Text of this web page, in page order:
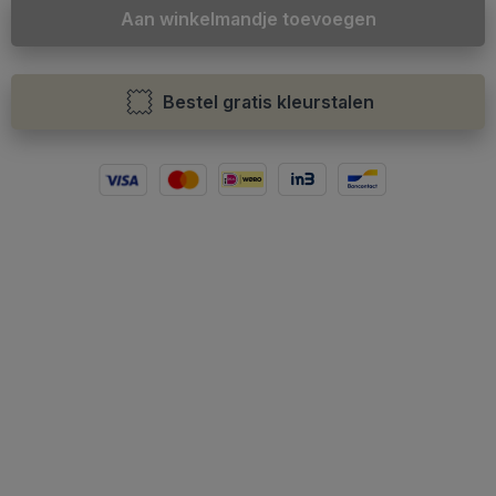
Aan winkelmandje toevoegen
Bestel gratis kleurstalen